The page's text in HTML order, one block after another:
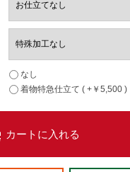
なし
着物特急仕立て ( +￥5,500 )